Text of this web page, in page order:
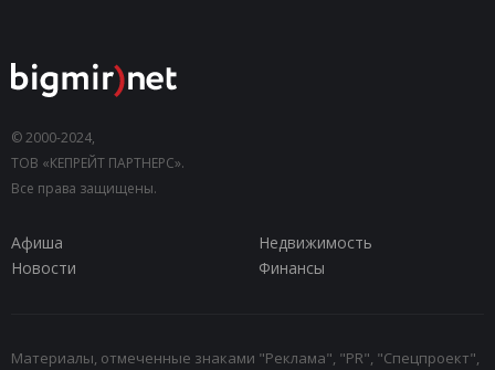
© 2000-2024,
ТОВ «КЕПРЕЙТ ПАРТНЕРС».
Все права защищены.
Афиша
Недвижимость
Новости
Финансы
Материалы, отмеченные знаками "Реклама", "PR", "Спецпроект",